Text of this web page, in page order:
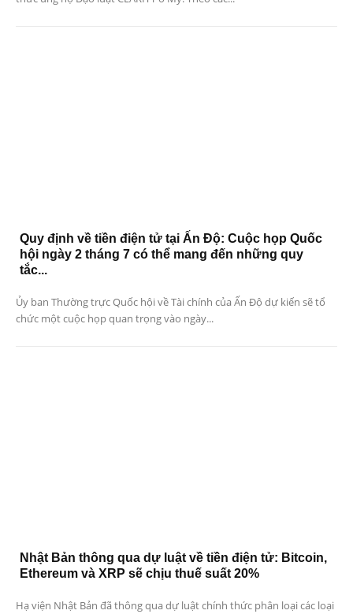
Quy định về tiền điện tử tại Ấn Độ: Cuộc họp Quốc
hội ngày 2 tháng 7 có thể mang đến những quy
tắc...
Ủy ban Thường trực Quốc hội về Tài chính của Ấn Độ dự kiến ​​sẽ tổ
chức một cuộc họp quan trọng vào ngày...
Nhật Bản thông qua dự luật về tiền điện tử: Bitcoin,
Ethereum và XRP sẽ chịu thuế suất 20%
Hạ viện Nhật Bản đã thông qua dự luật chính thức phân loại các loại